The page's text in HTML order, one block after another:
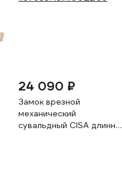
24 090 ₽
Замок врезной
механический
сувальдный CISA длинный